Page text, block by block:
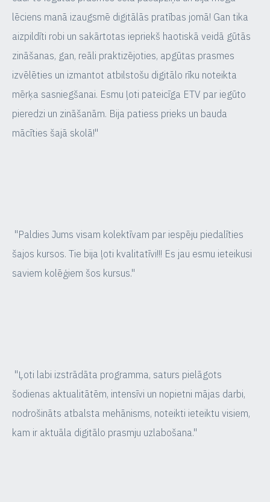
lēciens manā izaugsmē digitālās pratības jomā! Gan tika
aizpildīti robi un sakārtotas iepriekš haotiskā veidā gūtās
zināšanas, gan, reāli praktizējoties, apgūtas prasmes
izvēlēties un izmantot atbilstošu digitālo rīku noteikta
mērķa sasniegšanai. Esmu ļoti pateicīga ETV par iegūto
pieredzi un zināšanām. Bija patiess prieks un bauda
mācīties šajā skolā!"
"Paldies Jums visam kolektīvam par iespēju piedalīties
šajos kursos. Tie bija ļoti kvalitatīvi!!! Es jau esmu ieteikusi
saviem kolēģiem šos kursus."
"Ļoti labi izstrādāta programma, saturs pielāgots
šodienas aktualitātēm, intensīvi un nopietni mājas darbi,
nodrošināts atbalsta mehānisms, noteikti ieteiktu visiem,
kam ir aktuāla digitālo prasmju uzlabošana."